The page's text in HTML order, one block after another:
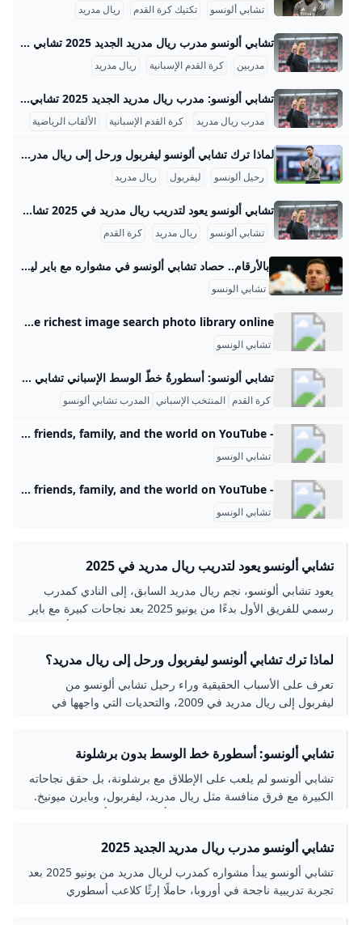
تشابي ألونسو تكتيك كرة القدم ريال مدريد
تشابي ألونسو مدرب ريال مدريد الجديد 2025 تشابي ألونسو بدأ مسيرته التدريبية مع فريق ريال مدريد تحت 14 سنة في موسم 2018-2019، حيث قاد الفريق للفوز بالدوري وبطولة الأبطال، مما أعطاه خبرة مهمة في تدريب الفئات الناشئة. بعدها، تولى تدريب فريق ريال سوسيداد ب بين 2019 و2022، ومثل هذا الفريق تحدياً أكبر حيث نجح في قيادته للصعود إلى دوري الدرجة الثانية في موسم 2021، وهو إنجاز غير مسبوق للفريق منذ أكثر من 50 عاماً. ألونسو جدد عقده مع ريال سوسيداد ب في 2021 قبل أن يرحل في 2022 ليتولى تدريب فريق باير ليفركوزن الألماني، حيث قاده في موسمه الأول إلى نصف نهائي الدوري الأوروبي، وفاز مع الفريق بلقب الدوري الألماني للمرة الأولى في تاريخه في موسم 2023-24، إضافة إلى فوزه بكأس ألمانيا وكأس السوبر الألماني، محطماً بذلك سلسلة هيمنة بايرن ميونيخ لمدة 11 عاماً.
مدربين كرة القدم الإسبانية ريال مدريد
تشابي ألونسو: مدرب ريال مدريد الجديد 2025 تشابي ألونسو هو المدير الفني الحالي لريال مدريد، ويعد أحد أعظم لاعبي كرة القدم في التاريخ الحديث قبل أن يتحول إلى مجال التدريب. وُلد ألونسو في 25 نوفمبر 1981 في تولوسا بإسبانيا، وبدأ مسيرته الاحترافية في نادي ريال سوسيداد حيث تألق وأثبت نفسه كقائد لفريقه. ثم انتقل إلى ليفربول في 2004 مقابل 10.5 مليون جنيه إسترليني، وهناك حقق نجاحات كبيرة من بينها الفوز بدوري أبطال أوروبا 2005، حيث سجل هدف التعادل في النهائي ضد ميلان، إضافة إلى عدة ألقاب محلية وأوروبية.
مدرب ريال مدريد كرة القدم الإسبانية الألقاب الرياضية
لماذا ترك تشابي ألونسو ليفربول ورحل إلى ريال مدريد؟ ترك تشابي ألونسو نادي ليفربول في صيف 2009 بعد مسيرة ناجحة استمرت خمسة أعوام تقريبًا، حيث انضم إلى ليفربول في أغسطس 2004 مقابل 10.5 مليون جنيه إسترليني قادماً من ريال سوسييداد. خلال وجوده مع الفريق الإنجليزي، ساهم ألونسو بشكل كبير في تحقيق بطولة دوري أبطال أوروبا موسم 2004-2005، وسجل هدف التعادل الحاسم في النهائي ضد ميلان، كما فاز بكأس الاتحاد الإنجليزي ودرع المجتمع في الموسم التالي. رغم هذه النجاحات، جاءت نهاية رحلته مع ليفربول بدوافع معقدة تتعلق بتغير العلاقة بينه وبين المدير الفني رافاييل بينيتيز، الذي بدأ يقلل من دوره في الفريق ويريد تغيير استراتيجية وسط الميدان لجلب لاعبين جدد، مما تسبب في شعور ألونسو بعدم الأمان حول مستقبله داخل الفريق.
رحيل ألونسو ليفربول ريال مدريد
تشابي ألونسو يعود لتدريب ريال مدريد في 2025 تشابي ألونسو، أحد أساطير كرة القدم الإسبانية والعالمية، بدأ مسيرته التدريبية بعد اعتزاله اللعب، حيث تولى تدريب فرق الفئات العمرية في أكاديمية ريال مدريد، وحقق معهم نجاحات ملموسة مثل الفوز بالدوري وبطولة أبطال الأكاديميات مع فريق تحت 14 سنة في موسم 2018-2019. ثم اتجه إلى تدريب فريق الرديف لنادي ريال سوسيداد بين عامي 2019 و2022، وقاده للصعود إلى الدرجة الثانية الإسبانية في موسم 2021، مما برهن على قدراته الكبيرة في تطوير فرق الشباب وتأهيلها للمنافسة على المستويات الأعلى.
تشابي ألونسو ريال مدريد كرة القدم
بالأرقام.. حصاد تشابي ألونسو في مشواره مع باير ليفركوزن - اليوم السابع أسدل المدرب الإسباني تشابي ألونسو، الستار على مشواره التدريبي مع فريق باير ليفركوزن الألماني، بعد مسيرة رائعة مليئة بالنجاحات. بالأرقام.. حصاد تشابي ألونسو في مشواره مع باير ليفركوزن الجمعة، 09 مايو 2025 04:30 م 138 مباراة حصد 289 نقطة حقق 89 فوزا 31 تعادلا تلقى 18 هزيمة سجل 311 هدفا استقبلت شباكه 149 هدفا متوسط 2.16 نقطة في المباراة الواحدة توج بثلاثة ألقاب الدوري الألماني كأس ألمانيا كأس السوبر الألماني
تشابي الونسو
Getty Images Getty Images. Find high resolution royalty-free images, editorial stock photos, vector art, video footage clips and stock music licensing at the richest image search photo library online.
تشابي الونسو
تشابي ألونسو: أسطورةُ خطّ الوسط الإسباني تشابي ألونسو هو لاعب كرة قدم إسباني سابق ومدرب حالي، يُعد من أبرز لاعبي خط الوسط في جيله وأحد أفضل المدربين الشباب في العالم. وُلد في 25 نوفمبر 1981 في تولوسا بإسبانيا. بدأ مسيرته الكروية مع نادي ريال سوسيداد قبل أن ينتقل إلى ليفربول عام 2004 مقابل 10.5 مليون جنيه إسترليني، حيث فاز بدوري أبطال أوروبا في موسمه الأول وسجل هدف التعادل في النهائي ضد ميلان. بعد ليفربول، انتقل إلى ريال مدريد في 2009، وحقق معه عدة ألقاب منها الدوري الإسباني ودوري الأبطال.
كرة القدم المنتخب الإسباني المدرب تشابي ألونسو
- YouTube Enjoy the videos and music you love, upload original content, and share it all with friends, family, and the world on YouTube.
تشابي الونسو
- YouTube Enjoy the videos and music you love, upload original content, and share it all with friends, family, and the world on YouTube.
تشابي الونسو
تشابي ألونسو يعود لتدريب ريال مدريد في 2025
يعود تشابي ألونسو، نجم ريال مدريد السابق، إلى النادي كمدرب
رسمي للفريق الأول بدءًا من يونيو 2025 بعد نجاحات كبيرة مع باير
لماذا ترك تشابي ألونسو ليفربول ورحل إلى ريال مدريد؟
تعرف على الأسباب الحقيقية وراء رحيل تشابي ألونسو من
ليفربول إلى ريال مدريد في 2009، والتحديات التي واجهها في
تشابي ألونسو: أسطورة خط الوسط بدون برشلونة
تشابي ألونسو لم يلعب على الإطلاق مع برشلونة، بل حقق نجاحاته
الكبيرة مع فرق منافسة مثل ريال مدريد، ليفربول، وبايرن ميونيخ.
العالم مع إسبانيا. تعرف على مسيرته الحافلة بالإنجازات وتاريخه
الكروي المميز.
تشابي ألونسو مدرب ريال مدريد الجديد 2025
تشابي ألونسو يبدأ مشواره كمدرب لريال مدريد من يونيو 2025 بعد
تجربة تدريبية ناجحة في أوروبا، حاملًا إرثًا كلاعب أسطوري